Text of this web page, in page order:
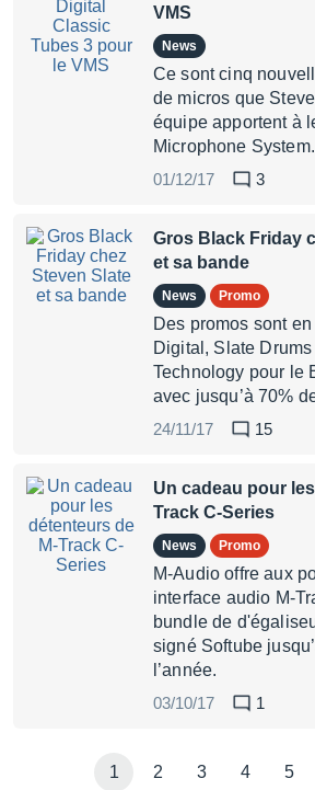
VMS
News
Ce sont cinq
de micros que
équipe apportent à
Microphone System.
01/12/17
3
Gros Black Friday
et sa bande
News Promo
Des promos sont
Digital, Slate
Technology pour le
avec jusqu’à 70%
24/11/17
15
Un cadeau pour
Track C-Series
News Promo
M-Audio offre aux
interface audio M-
bundle de
signé Softube
l’année.
03/10/17
1
1 2 3 4 5